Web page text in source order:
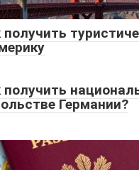
получить
получить
Германии?